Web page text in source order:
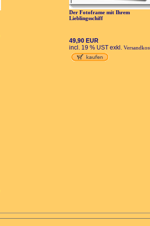
Der Fotoframe mit Ihrem
Lieblingsschiff
49,90 EUR
incl. 19 % UST exkl.